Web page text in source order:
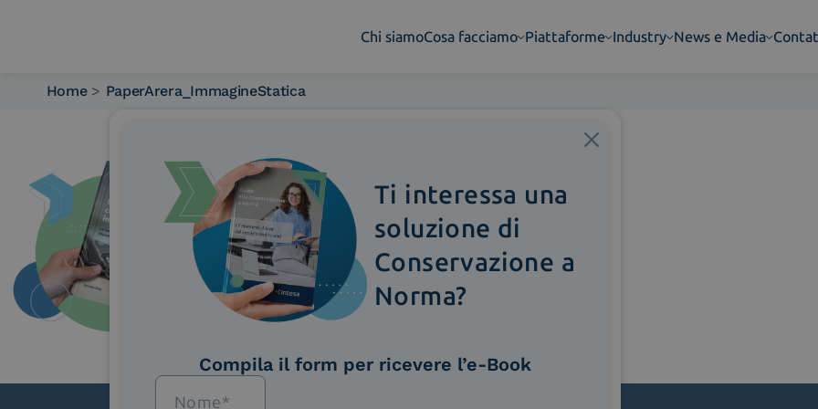
Chi siamoCosa facciamo Piattaforme Industry News e Media
Piattaforme
Industry
News e Media
Contattaci
Home > PaperArera_ImmagineStatica
Ti interessa una
soluzione di
Conservazione a
Norma?
Compila il form per ricevere l’e-Book